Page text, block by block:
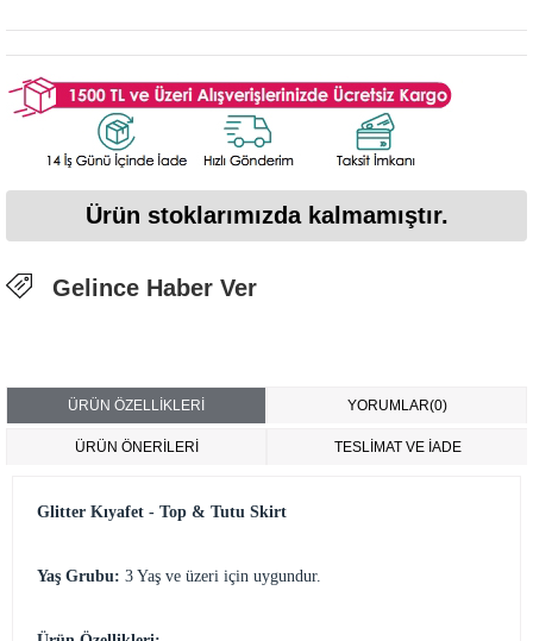
Ürün stoklarımızda kalmamıştır.
Gelince Haber Ver
ÜRÜN ÖZELLIKLERI YORUMLAR(0)
ÜRÜN ÖNERILERI TESLİMAT VE İADE
Glitter Kıyafet - Top & Tutu Skirt
Yaş Grubu: 3 Yaş ve üzeri için uygundur.